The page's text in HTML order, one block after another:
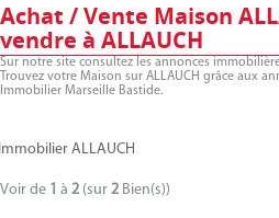
Achat / Vente Maison
vendre à ALLAUCH
Sur notre site consultez les annonces
Trouvez votre Maison sur ALLAUCH grâce aux
Immobilier Marseille Bastide.
ALLAUCH
Voir de 1 à 2 (sur 2 Bien(s))